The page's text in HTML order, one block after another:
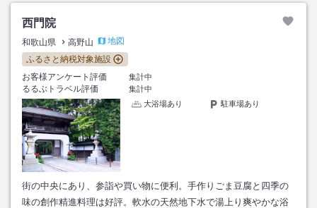
西門院
和歌山県 高野山
地図
ふるさと納税対象施設
お客様アンケート評価
集計中
るるぶトラベル評価
集計中
大浴場あり
駐車場あり
街の中央にあり、参詣や買い物に便利。手作りごま豆腐と四季の
味の創作精進料理は好評。軟水の天然地下水で湯上り爽やかな浴